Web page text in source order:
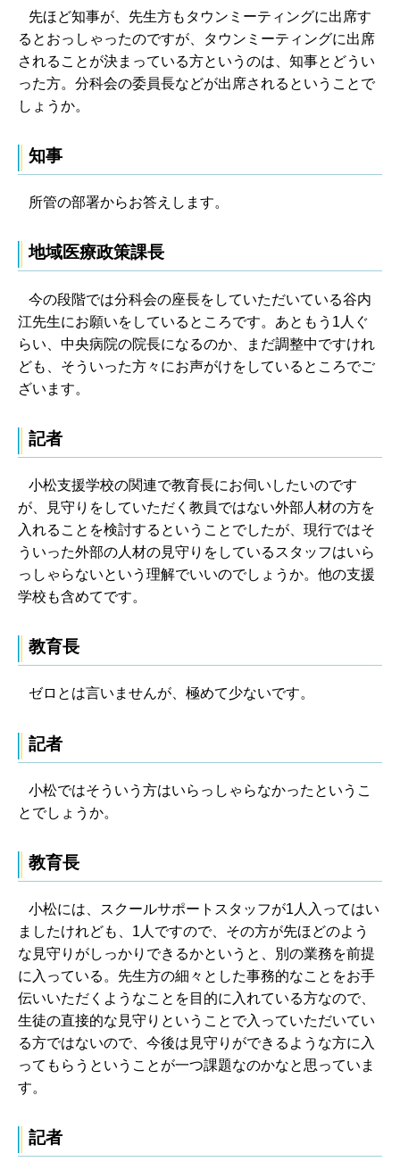
先ほど知事が、先生方もタウンミーティングに出席す
るとおっしゃったのですが、タウンミーティングに出席
されることが決まっている方というのは、知事とどうい
った方。分科会の委員長などが出席されるということで
しょうか。
知事
所管の部署からお答えします。
地域医療政策課長
今の段階では分科会の座長をしていただいている谷内
江先生にお願いをしているところです。あともう1人ぐ
らい、中央病院の院長になるのか、まだ調整中ですけれ
ども、そういった方々にお声がけをしているところでご
ざいます。
記者
小松支援学校の関連で教育長にお伺いしたいのです
が、見守りをしていただく教員ではない外部人材の方を
入れることを検討するということでしたが、現行ではそ
ういった外部の人材の見守りをしているスタッフはいら
っしゃらないという理解でいいのでしょうか。他の支援
学校も含めてです。
教育長
ゼロとは言いませんが、極めて少ないです。
記者
小松ではそういう方はいらっしゃらなかったというこ
とでしょうか。
教育長
小松には、スクールサポートスタッフが1人入ってはい
ましたけれども、1人ですので、その方が先ほどのよう
な見守りがしっかりできるかというと、別の業務を前提
に入っている。先生方の細々とした事務的なことをお手
伝いいただくようなことを目的に入れている方なので、
生徒の直接的な見守りということで入っていただいてい
る方ではないので、今後は見守りができるような方に入
ってもらうということが一つ課題なのかなと思っていま
す。
記者